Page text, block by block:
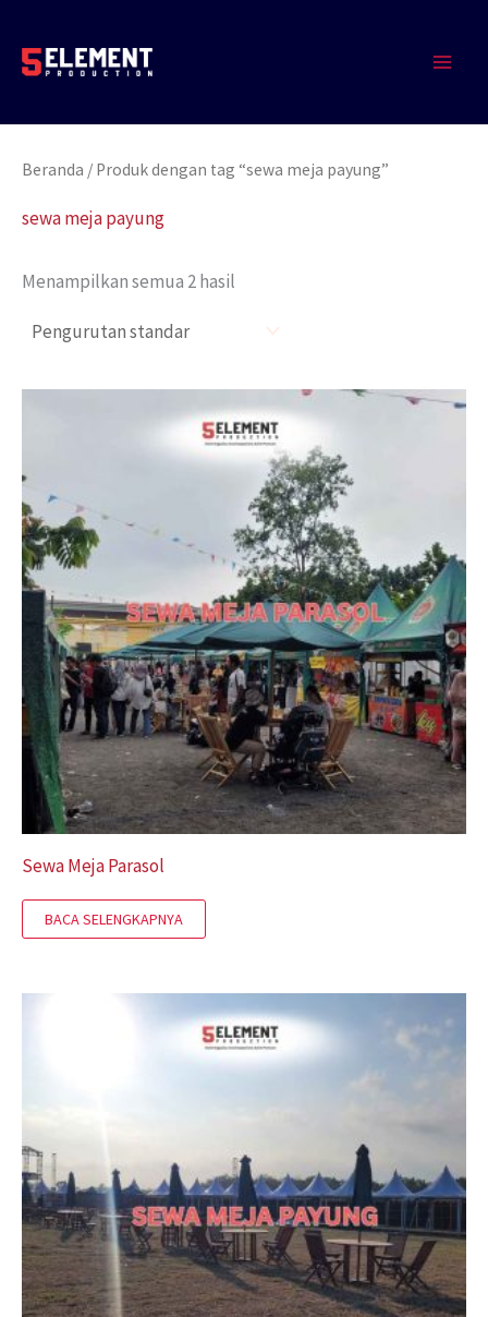
konten
Beranda / Produk dengan tag “sewa meja payung”
sewa meja payung
Menampilkan semua 2 hasil
Sewa Meja Parasol
BACA SELENGKAPNYA